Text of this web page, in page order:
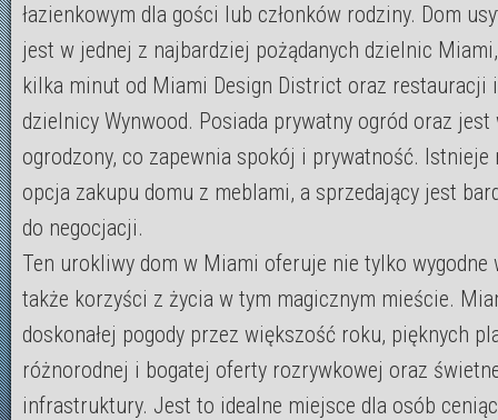
łazienkowym dla gości lub członków rodziny. Dom
jest w jednej z najbardziej pożądanych dzielnic
kilka minut od Miami Design District oraz restauracji
dzielnicy Wynwood. Posiada prywatny ogród oraz jest
ogrodzony, co zapewnia spokój i prywatność. Istnieje
opcja zakupu domu z meblami, a sprzedający jest
do negocjacji.
Ten urokliwy dom w Miami oferuje nie tylko wygodne
także korzyści z życia w tym magicznym mieście.
doskonałej pogody przez większość roku, pięknych
różnorodnej i bogatej oferty rozrywkowej oraz
infrastruktury. Jest to idealne miejsce dla osób